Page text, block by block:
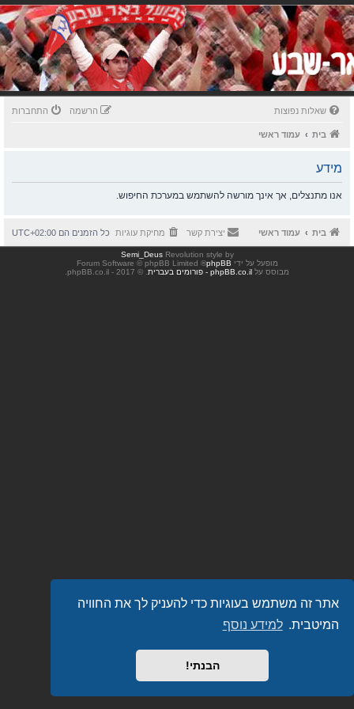
אתר זה משתמש בעוגיות כדי להעניק לך את החוויה
המיטבית. למידע נוסף
הבנתי!
שאלות נפוצות התחברות הרשמה
בית עמוד ראשי
מידע
אנו מתנצלים, אך אינך מורשה להשתמש במערכת החיפוש.
בית עמוד ראשי כל הזמנים הם UTC+02:00 מחיקת עוגיות יצירת קשר
Revolution style by
Semi_Deus
מופעל על ידי phpBB
® Forum Software © phpBB Limited
מבוסס על phpBB.co.il - פורומים בעברית . © 2017 - phpBB.co.il.